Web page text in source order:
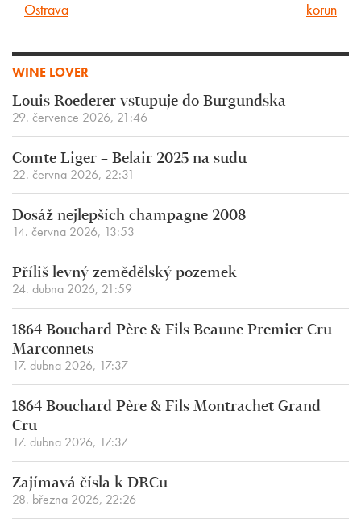
Ostrava
korun
WINE LOVER
Louis Roederer vstupuje do Burgundska
29. července 2026, 21:46
Comte Liger – Belair 2025 na sudu
22. června 2026, 22:31
Dosáž nejlepších champagne 2008
14. června 2026, 13:53
Příliš levný zemědělský pozemek
24. dubna 2026, 21:59
1864 Bouchard Père & Fils Beaune Premier Cru
Marconnets
17. dubna 2026, 17:37
1864 Bouchard Père & Fils Montrachet Grand
Cru
17. dubna 2026, 17:37
Zajímavá čísla k DRCu
28. března 2026, 22:26